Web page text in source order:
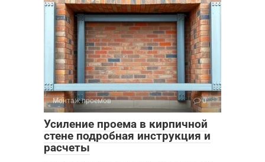
Монтаж проемов 0
Усиление проема в кирпичной
стене подробная инструкция и
расчеты